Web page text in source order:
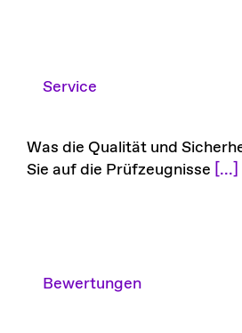
Service
Was die Qualität und
Sie auf die Prüfzeugnisse [...]
Bewertungen